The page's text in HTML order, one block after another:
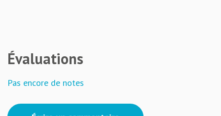
Évaluations
Pas encore de notes